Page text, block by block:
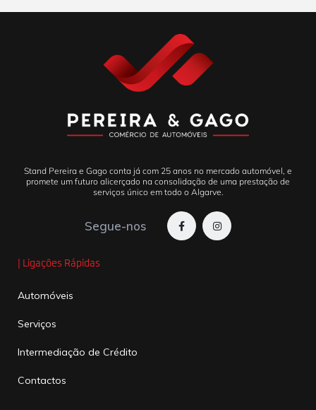
Stand Pereira e Gago conta já com 25 anos no mercado automóvel, e
promete um futuro alicerçado na consolidação de uma prestação de
serviços único em todo o Algarve.
Segue-nos
| Ligações Rápidas
Automóveis
Serviços
Intermediação de Crédito
Contactos